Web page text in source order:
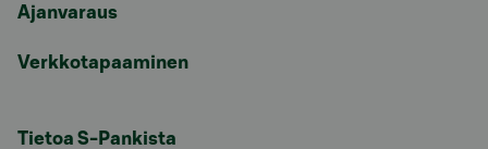
Ajanvaraus
Verkkotapaaminen
Tietoa S-Pankista